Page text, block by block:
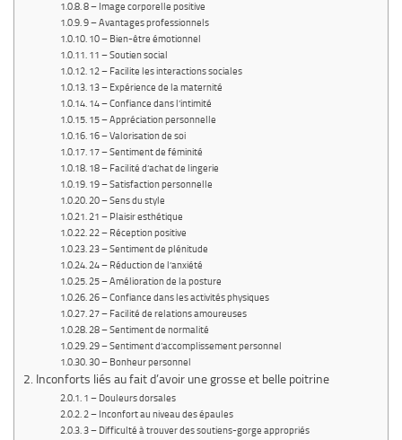
8 – Image corporelle positive
9 – Avantages professionnels
10 – Bien-être émotionnel
11 – Soutien social
12 – Facilite les interactions sociales
13 – Expérience de la maternité
14 – Confiance dans l’intimité
15 – Appréciation personnelle
16 – Valorisation de soi
17 – Sentiment de féminité
18 – Facilité d’achat de lingerie
19 – Satisfaction personnelle
20 – Sens du style
21 – Plaisir esthétique
22 – Réception positive
23 – Sentiment de plénitude
24 – Réduction de l’anxiété
25 – Amélioration de la posture
26 – Confiance dans les activités physiques
27 – Facilité de relations amoureuses
28 – Sentiment de normalité
29 – Sentiment d’accomplissement personnel
30 – Bonheur personnel
Inconforts liés au fait d’avoir une grosse et belle poitrine
1 – Douleurs dorsales
2 – Inconfort au niveau des épaules
3 – Difficulté à trouver des soutiens-gorge appropriés